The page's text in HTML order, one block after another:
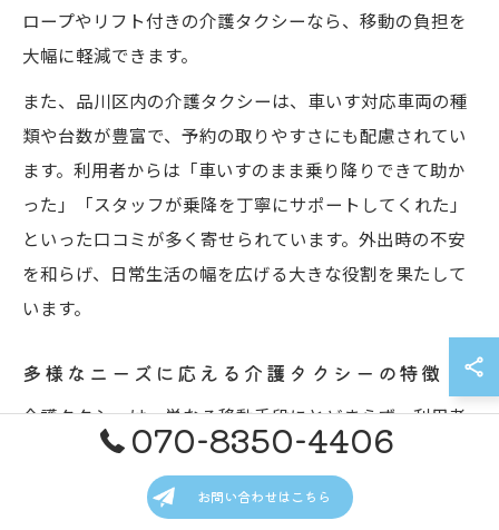
ロープやリフト付きの介護タクシーなら、移動の負担を
大幅に軽減できます。
また、品川区内の介護タクシーは、車いす対応車両の種
類や台数が豊富で、予約の取りやすさにも配慮されてい
ます。利用者からは「車いすのまま乗り降りできて助か
った」「スタッフが乗降を丁寧にサポートしてくれた」
といった口コミが多く寄せられています。外出時の不安
を和らげ、日常生活の幅を広げる大きな役割を果たして
います。
多様なニーズに応える介護タクシーの特徴
介護タクシーは、単なる移動手段にとどまらず、利用者
一人ひとりの状況や目的に応じた柔軟なサービスを提供
しています。東京都品川区では、通院・買い物・施設間
の移動・冠婚葬祭への参加など、多様な生活シーンでの
070-8350-4406
お問い合わせはこちら